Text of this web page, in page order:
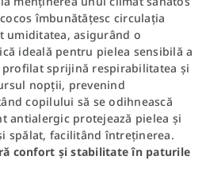
îmbunătățesc circulația
umiditatea, asigurând o
ideală pentru pielea sensibilă a
sprijină respirabilitatea și
nopții, prevenind
copilului să se odihnească
antialergic protejează pielea și
spălat, facilitând întreținerea.
confort și stabilitate în paturile